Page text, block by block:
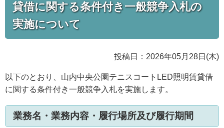
貸借に関する条件付き一般競争入札の
実施について
投稿日：2026年05月28日(木)
以下のとおり、山内中央公園テニスコートLED照明賃貸借
に関する条件付き一般競争入札を実施します。
業務名・業務内容・履行場所及び履行期間